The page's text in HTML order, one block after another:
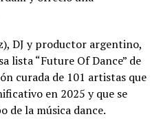
DJ y productor argentino,
lista “Future Of Dance” de
curada de 101 artistas que
en 2025 y que se
de la música dance.